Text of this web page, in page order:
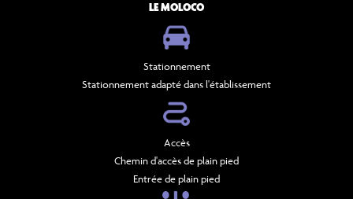
LE MOLOCO
Stationnement
Stationnement adapté dans l'établissement
Accès
Chemin d'accès de plain pied
Entrée de plain pied